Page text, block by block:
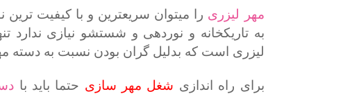
مهر لیزری را میتوان سریعترین و با کیفیت ترین
به تاریکخانه و نوردهی و شستشو نیازی
لیزری است که بدلیل گران بودن نسبت به دسته
برای راه اندازی شغل مهر سازی حتما باید با